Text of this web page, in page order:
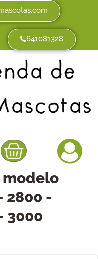
641081328
modelo
2800 -
3000